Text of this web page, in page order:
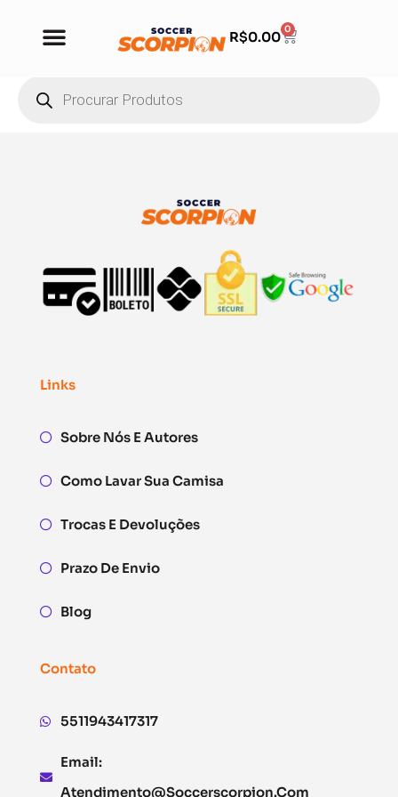
R$0.00 0
Links
Sobre Nós E Autores
Como Lavar Sua Camisa
Trocas E Devoluções
Prazo De Envio
Blog
Contato
5511943417317
Email:
Atendimento@soccerscorpion.com